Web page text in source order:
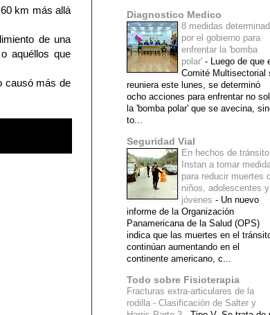
km más allá
de una
aquéllos que
causó más de
Diagnostico Medico
8 medidas
por el gobierno para
enfrentar la 'bomba
polar' - Luego de que
Comité Multisectorial
reuniera este lunes, se determinó
ocho acciones para enfrentar no
la 'bomba polar' que se avecina,
to...
Seguridad Vial
En hechos de tránsito
Instan a tomar
para reducir muertes
niños, adolescentes y
jóvenes - Un nuevo
informe de la Organización
Panamericana de la Salud (OPS)
indica que las muertes en el
continúan aumentando en el
continente americano, c...
Todo sobre Fisioterapia
Fracturas extra-articulares de la
rodilla - Clasificación de Salter y